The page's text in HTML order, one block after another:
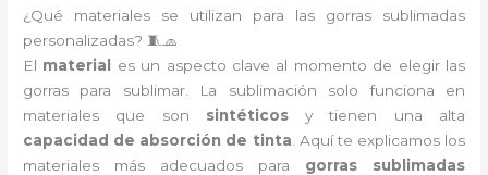
¿Qué materiales se utilizan para las gorras sublimadas
personalizadas? 🧵🧢
El material
es un aspecto clave al momento de elegir las
gorras para sublimar. La sublimación solo funciona en
materiales que son sintéticosy tienen una alta
capacidad de absorción de tinta . Aquí te explicamos los
materiales más adecuados para gorras sublimadas